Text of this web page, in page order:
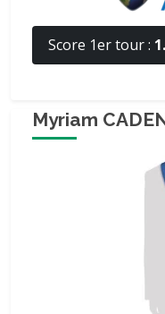
Score 1er tour :
Myriam